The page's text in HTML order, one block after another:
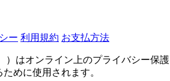
ー 利用規約 お支払方法
はオンライン上のプライバシー
めに使用されます。